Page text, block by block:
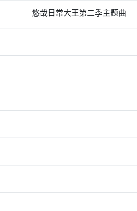
悠哉日常大王第二季主题曲